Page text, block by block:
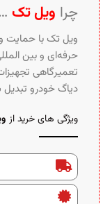
چرا ویل تک
ویل تک با حمایت
حرفه‌ای و بین‌
تعمیرگاهی
دیاگ خودرو
ویژگی های خرید از